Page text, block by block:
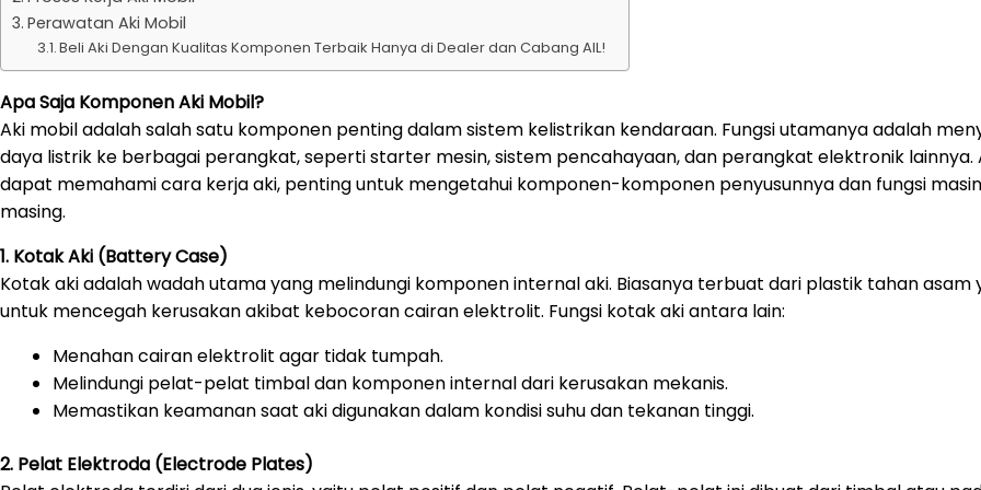
Perawatan Aki Mobil
Beli Aki Dengan Kualitas Komponen Terbaik Hanya di Dealer dan Cabang AIL!
Apa Saja Komponen Aki Mobil?
Aki mobil adalah salah satu komponen penting dalam sistem kelistrikan kendaraan. Fungsi utamanya adalah
daya listrik ke berbagai perangkat, seperti starter mesin, sistem pencahayaan, dan perangkat elektronik lainnya.
dapat memahami cara kerja aki, penting untuk mengetahui komponen-komponen penyusunnya dan fungsi
masing.
1. Kotak Aki (Battery Case)
Kotak aki adalah wadah utama yang melindungi komponen internal aki. Biasanya terbuat dari plastik tahan asam
untuk mencegah kerusakan akibat kebocoran cairan elektrolit. Fungsi kotak aki antara lain:
Menahan cairan elektrolit agar tidak tumpah.
Melindungi pelat-pelat timbal dan komponen internal dari kerusakan mekanis.
Memastikan keamanan saat aki digunakan dalam kondisi suhu dan tekanan tinggi.
2. Pelat Elektroda (Electrode Plates)